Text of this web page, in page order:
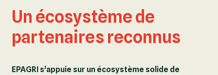
Un écosystème de
partenaires reconnus
EPAGRI s’appuie sur un écosystème solide de